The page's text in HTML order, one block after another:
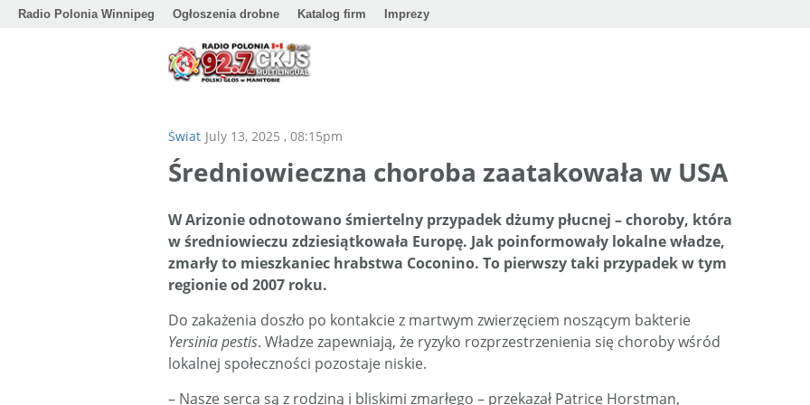
Radio Polonia Winnipeg Ogłoszenia drobne Katalog firm Imprezy
Świat July 13, 2025 , 08:15pm
Średniowieczna choroba zaatakowała w USA
W Arizonie odnotowano śmiertelny przypadek dżumy płucnej – choroby, która
w średniowieczu zdziesiątkowała Europę. Jak poinformowały lokalne władze,
zmarły to mieszkaniec hrabstwa Coconino. To pierwszy taki przypadek w tym
regionie od 2007 roku.
Do zakażenia doszło po kontakcie z martwym zwierzęciem noszącym bakterie
Yersinia pestis. Władze zapewniają, że ryzyko rozprzestrzenienia się choroby wśród
lokalnej społeczności pozostaje niskie.
– Nasze serca są z rodziną i bliskimi zmarłego – przekazał Patrice Horstman,